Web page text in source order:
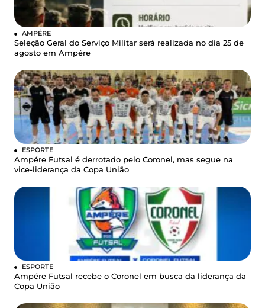
AMPÉRE
Seleção Geral do Serviço Militar será realizada no dia 25 de
agosto em Ampére
ESPORTE
Ampére Futsal é derrotado pelo Coronel, mas segue na
vice-liderança da Copa União
ESPORTE
Ampére Futsal recebe o Coronel em busca da liderança da
Copa União